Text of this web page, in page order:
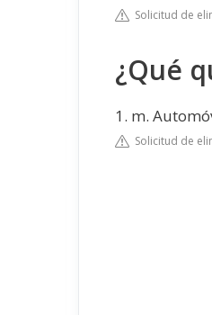
Solicitud de
¿Qué
1. m.
Solicitud de